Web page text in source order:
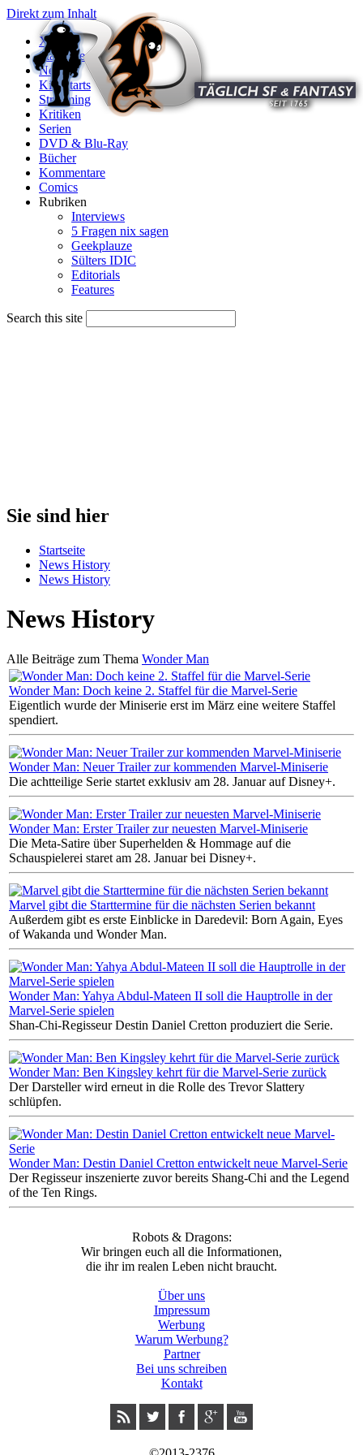
Direkt zum Inhalt
X
Startseite
News
Kinostarts
Streaming
Kritiken
Serien
DVD & Blu-Ray
Bücher
Kommentare
Comics
Rubriken
Interviews
5 Fragen nix sagen
Geekplauze
Sülters IDIC
Editorials
Features
Search this site
Sie sind hier
Startseite
News History
News History
News History
Alle Beiträge zum Thema Wonder Man
Wonder Man: Doch keine 2. Staffel für die Marvel-Serie
Eigentlich wurde der Miniserie erst im März eine weitere Staffel
spendiert.
Wonder Man: Neuer Trailer zur kommenden Marvel-Miniserie
Die achtteilige Serie startet exklusiv am 28. Januar auf Disney+.
Wonder Man: Erster Trailer zur neuesten Marvel-Miniserie
Die Meta-Satire über Superhelden & Hommage auf die
Schauspielerei staret am 28. Januar bei Disney+.
Marvel gibt die Starttermine für die nächsten Serien bekannt
Außerdem gibt es erste Einblicke in Daredevil: Born Again, Eyes
of Wakanda und Wonder Man.
Wonder Man: Yahya Abdul-Mateen II soll die Hauptrolle in der
Marvel-Serie spielen
Shan-Chi-Regisseur Destin Daniel Cretton produziert die Serie.
Wonder Man: Ben Kingsley kehrt für die Marvel-Serie zurück
Der Darsteller wird erneut in die Rolle des Trevor Slattery
schlüpfen.
Wonder Man: Destin Daniel Cretton entwickelt neue Marvel-Serie
Der Regisseur inszenierte zuvor bereits Shang-Chi and the Legend
of the Ten Rings.
Robots & Dragons:
Wir bringen euch all die Informationen,
die ihr im realen Leben nicht braucht.
Über uns
Impressum
Werbung
Warum Werbung?
Partner
Bei uns schreiben
Kontakt